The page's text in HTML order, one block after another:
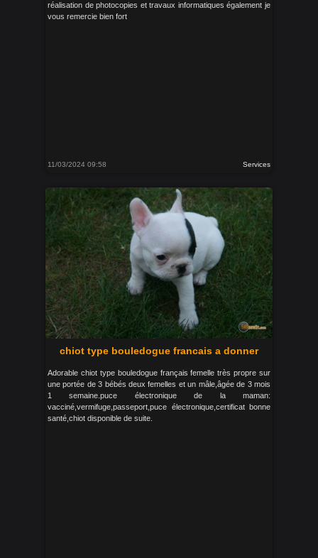
réalisation de photocopies et travaux informatiques également je
vous remercie bien fort
11/03/2024 09:58 Services
chiot type bouledogue francais a donner
Adorable chiot type bouledogue français femelle très propre sur
une portée de 3 bébés deux femelles et un mâle,âgée de 3 mois
1 semaine.puce électronique de la maman:
vacciné,vermifuge,passeport,puce électronique,certificat bonne
santé,chiot disponible de suite.